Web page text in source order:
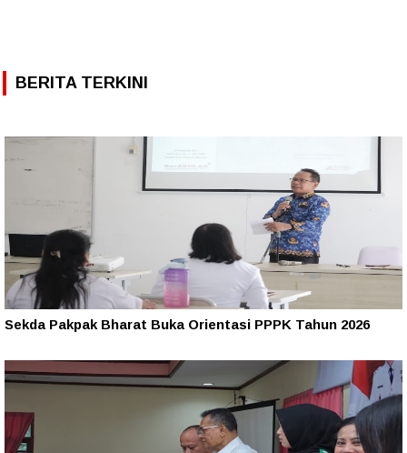
BERITA TERKINI
Sekda Pakpak Bharat Buka Orientasi PPPK Tahun 2026